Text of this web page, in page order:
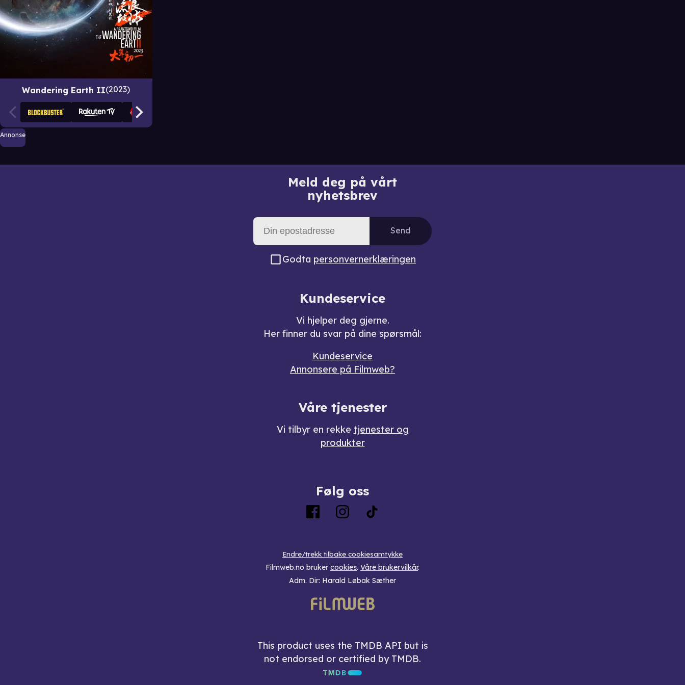
Wandering Earth II 2023
Annonse
Meld deg på vårt
nyhetsbrev
Send
Godta personvernerklæringen
Kundeservice
Vi hjelper deg gjerne.
Her finner du svar på dine spørsmål:
Kundeservice
Annonsere på Filmweb?
Våre tjenester
Vi tilbyr en rekke tjenester og
produkter
Følg oss
Endre/trekk tilbake cookiesamtykke
Filmweb.no bruker cookies. Våre brukervilkår.
Adm. Dir: Harald Løbak Sæther
This product uses the TMDB API but is
not endorsed or certified by TMDB.